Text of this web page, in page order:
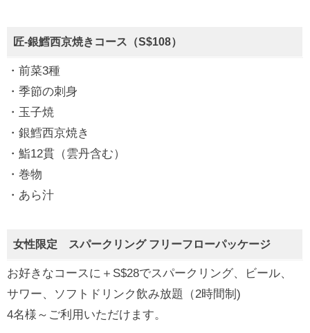
匠‐銀鱈西京焼きコース（S$108）
・前菜3種
・季節の刺身
・玉子焼
・銀鱈西京焼き
・鮨12貫（雲丹含む）
・巻物
・あら汁
女性限定 スパークリング フリーフローパッケージ
お好きなコースに＋S$28でスパークリング、ビール、
サワー、ソフトドリンク飲み放題（2時間制)
4名様～ご利用いただけます。